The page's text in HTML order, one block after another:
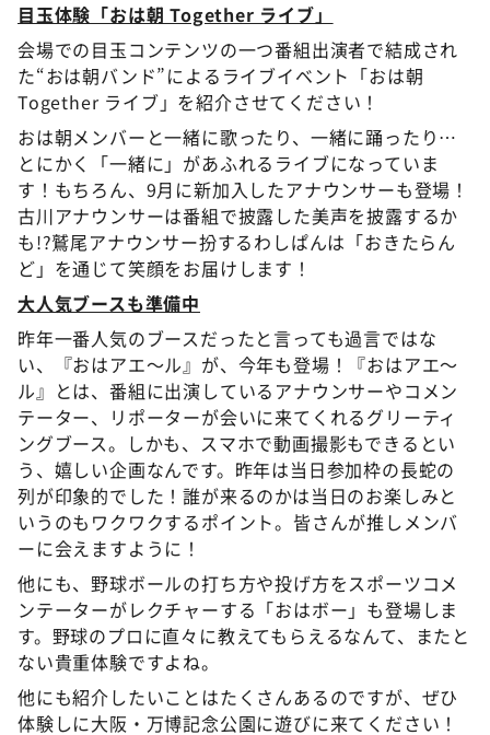
目玉体験「おは朝 Together ライブ」
会場での目玉コンテンツの一つ番組出演者で結成され
た“おは朝バンド”によるライブイベント「おは朝
Together ライブ」を紹介させてください！
おは朝メンバーと一緒に歌ったり、一緒に踊ったり…
とにかく「一緒に」があふれるライブになっていま
す！もちろん、9月に新加入したアナウンサーも登場！
古川アナウンサーは番組で披露した美声を披露するか
も!?鷲尾アナウンサー扮するわしぱんは「おきたらん
ど」を通じて笑顔をお届けします！
大人気ブースも準備中
昨年一番人気のブースだったと言っても過言ではな
い、『おはアエ～ル』が、今年も登場！『おはアエ～
ル』とは、番組に出演しているアナウンサーやコメン
テーター、リポーターが会いに来てくれるグリーティ
ングブース。しかも、スマホで動画撮影もできるとい
う、嬉しい企画なんです。昨年は当日参加枠の長蛇の
列が印象的でした！誰が来るのかは当日のお楽しみと
いうのもワクワクするポイント。皆さんが推しメンバ
ーに会えますように！
他にも、野球ボールの打ち方や投げ方をスポーツコメ
ンテーターがレクチャーする「おはボー」も登場しま
す。野球のプロに直々に教えてもらえるなんて、またと
ない貴重体験ですよね。
他にも紹介したいことはたくさんあるのですが、ぜひ
体験しに大阪・万博記念公園に遊びに来てください！